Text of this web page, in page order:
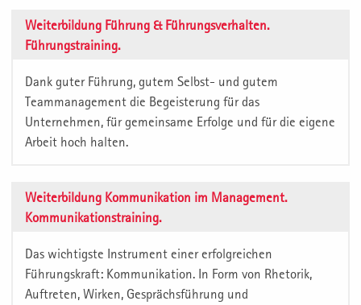
Weiterbildung Führung & Führungsverhalten.
Führungstraining.
Dank guter Führung, gutem Selbst- und gutem
Teammanagement die Begeisterung für das
Unternehmen, für gemeinsame Erfolge und für die eigene
Arbeit hoch halten.
Weiterbildung Kommunikation im Management.
Kommunikationstraining.
Das wichtigste Instrument einer erfolgreichen
Führungskraft: Kommunikation. In Form von Rhetorik,
Auftreten, Wirken, Gesprächsführung und